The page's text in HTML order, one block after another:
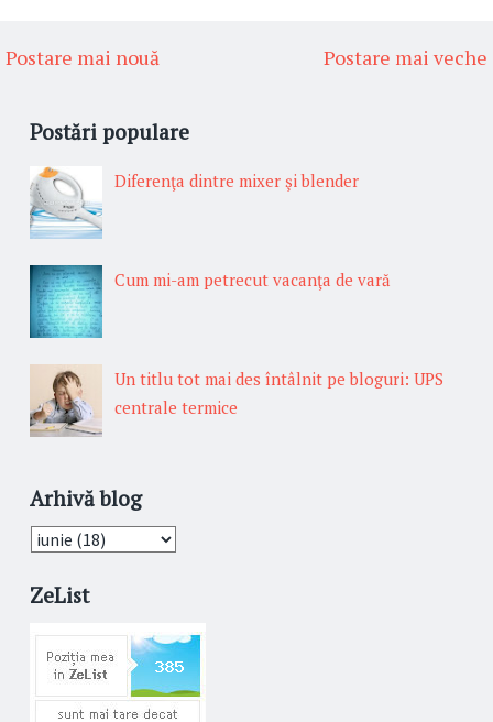
Postare mai nouă Postare mai veche
Postări populare
Diferenţa dintre mixer şi blender
Cum mi-am petrecut vacanţa de vară
Un titlu tot mai des întâlnit pe bloguri: UPS
centrale termice
Arhivă blog
ZeList